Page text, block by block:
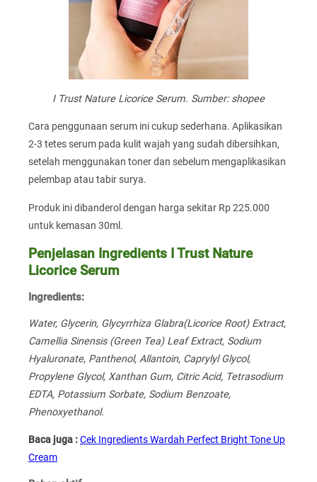
I Trust Nature Licorice Serum. Sumber: shopee
Cara penggunaan serum ini cukup sederhana. Aplikasikan
2-3 tetes serum pada kulit wajah yang sudah dibersihkan,
setelah menggunakan toner dan sebelum mengaplikasikan
pelembap atau tabir surya.
Produk ini dibanderol dengan harga sekitar Rp 225.000
untuk kemasan 30ml.
Penjelasan Ingredients I Trust Nature
Licorice Serum
Ingredients:
Water, Glycerin, Glycyrrhiza Glabra(Licorice Root) Extract,
Camellia Sinensis (Green Tea) Leaf Extract, Sodium
Hyaluronate, Panthenol, Allantoin, Caprylyl Glycol,
Propylene Glycol, Xanthan Gum, Citric Acid, Tetrasodium
EDTA, Potassium Sorbate, Sodium Benzoate,
Phenoxyethanol.
Baca juga :Cek Ingredients Wardah Perfect Bright Tone Up
Cream